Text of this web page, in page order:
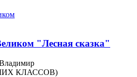
"Лесная сказка"
КЛАССОВ)